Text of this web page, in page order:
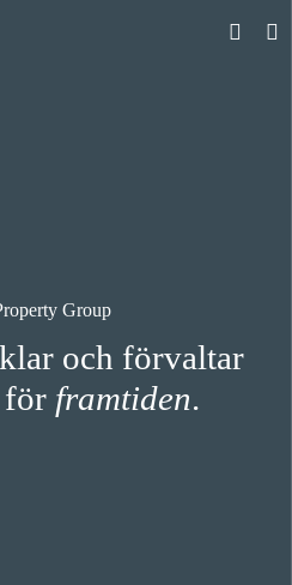
Group
och förvaltar
för framtiden.